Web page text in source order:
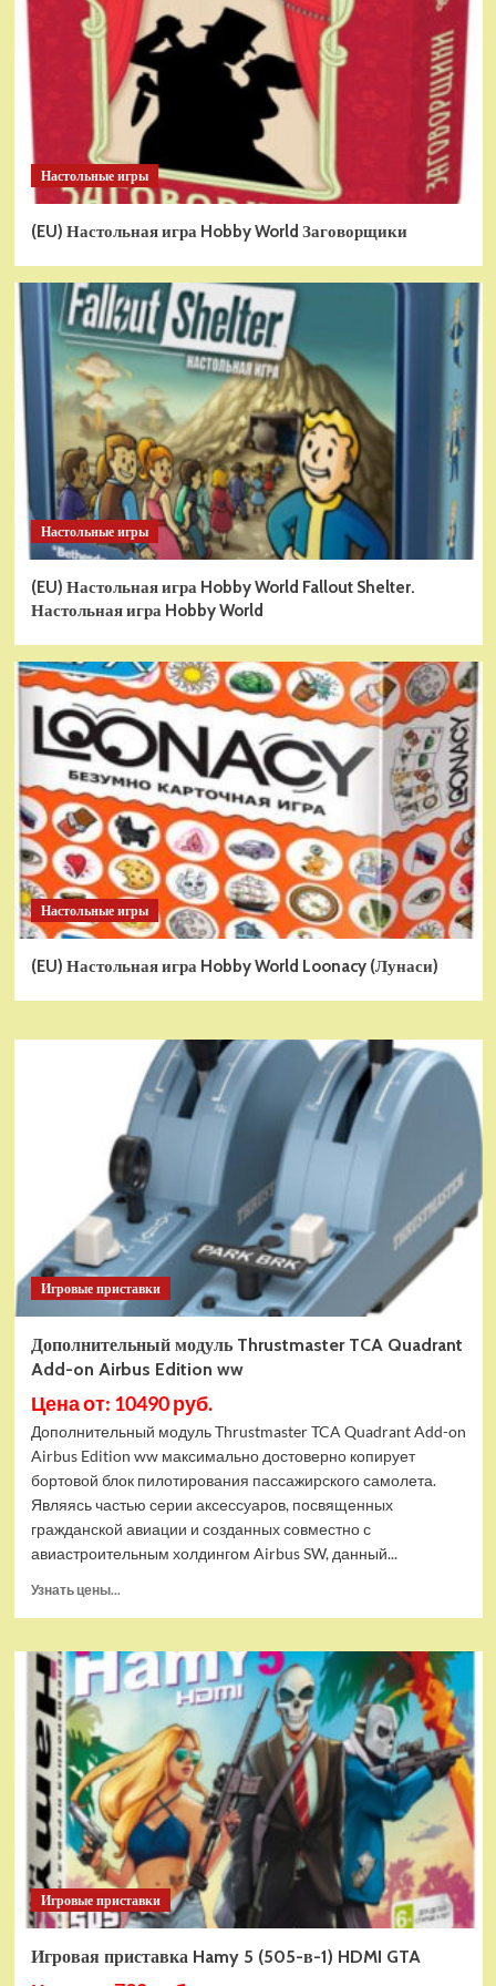
Настольные игры
(EU) Настольная игра Hobby World Заговорщики
Настольные игры
(EU) Настольная игра Hobby World Fallout Shelter.
Настольная игра Hobby World
Настольные игры
(EU) Настольная игра Hobby World Loonacy (Лунаси)
Игровые приставки
Дополнительный модуль Thrustmaster TCA Quadrant
Add-on Airbus Edition ww
Цена от: 10490 руб.
Дополнительный модуль Thrustmaster TCA Quadrant Add-on
Airbus Edition ww максимально достоверно копирует
бортовой блок пилотирования пассажирского самолета.
Являясь частью серии аксессуаров, посвященных
гражданской авиации и созданных совместно с
авиастроительным холдингом Airbus SW, данный...
Узнать цены...
Дополнительный
модуль
Thrustmaster
Quadrant
Add-
on
Airbus
Edition
ww
Игровые приставки
Игровая приставка Hamy 5 (505-в-1) HDMI GTA